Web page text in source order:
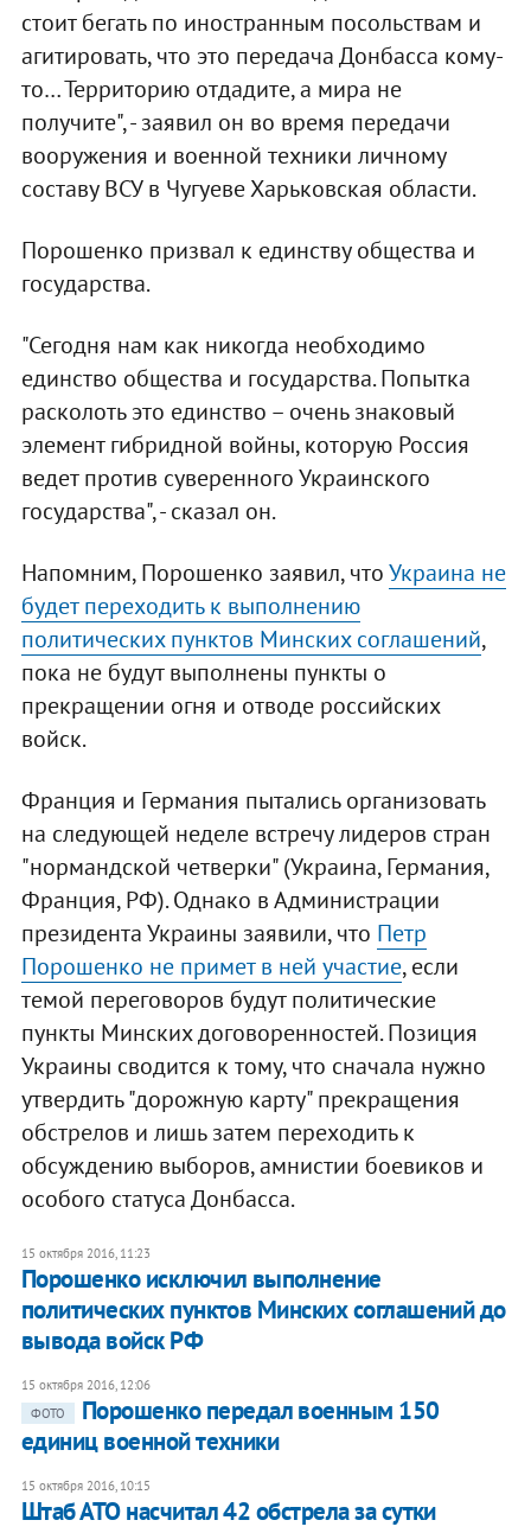
стоит бегать по иностранным посольствам и
агитировать, что это передача Донбасса кому-
то… Территорию отдадите, а мира не
получите", - заявил он во время передачи
вооружения и военной техники личному
составу ВСУ в Чугуеве Харьковская области.
Порошенко призвал к единству общества и
государства.
"Сегодня нам как никогда необходимо
единство общества и государства. Попытка
расколоть это единство – очень знаковый
элемент гибридной войны, которую Россия
ведет против суверенного Украинского
государства", - сказал он.
Напомним, Порошенко заявил, чтоУкраина не
будет переходить к выполнению
политических пунктов Минских соглашений,
пока не будут выполнены пункты о
прекращении огня и отводе российских
войск.
Франция и Германия пытались организовать
на следующей неделе встречу лидеров стран
"нормандской четверки" (Украина, Германия,
Франция, РФ). Однако в Администрации
президента Украины заявили, что Петр
Порошенко не примет в ней участие, если
темой переговоров будут политические
пункты Минских договоренностей. Позиция
Украины сводится к тому, что сначала нужно
утвердить "дорожную карту" прекращения
обстрелов и лишь затем переходить к
обсуждению выборов, амнистии боевиков и
особого статуса Донбасса.
15 октября 2016, 11:23
Порошенко исключил выполнение
политических пунктов Минских соглашений до
вывода войск РФ
15 октября 2016, 12:06
ФОТО
Порошенко передал военным 150
единиц военной техники
15 октября 2016, 10:15
Штаб АТО насчитал 42 обстрела за сутки